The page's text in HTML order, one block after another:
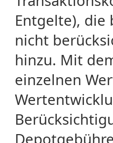
Entgelte), die
nicht
hinzu. Mit
einzelnen